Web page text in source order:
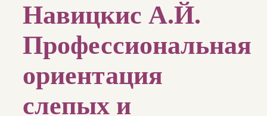
Навицкис А.Й.
Профессиональная
ориентация
слепых и